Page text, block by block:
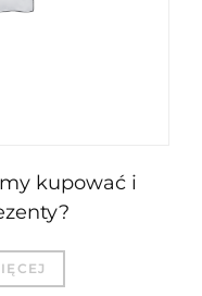
kupować i